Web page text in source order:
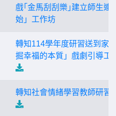
戲｢金馬刮刮樂｣建立師生連
始」工作坊
轉知114學年度研習送到家
掘幸福的本質」戲劇引導工
轉知社會情緒學習教師研習